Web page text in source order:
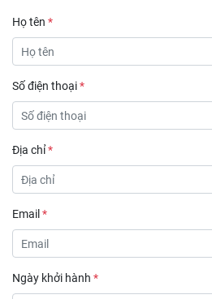
Họ tên *
Số điện thoại*
Địa chỉ*
Email *
Ngày khởi hành *